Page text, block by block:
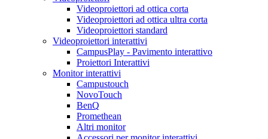
Videoproiettori ad ottica corta
Videoproiettori ad ottica ultra corta
Videoproiettori standard
Videoproiettori interattivi
CampusPlay - Pavimento interattivo
Proiettori Interattivi
Monitor interattivi
Campustouch
NovoTouch
BenQ
Promethean
Altri monitor